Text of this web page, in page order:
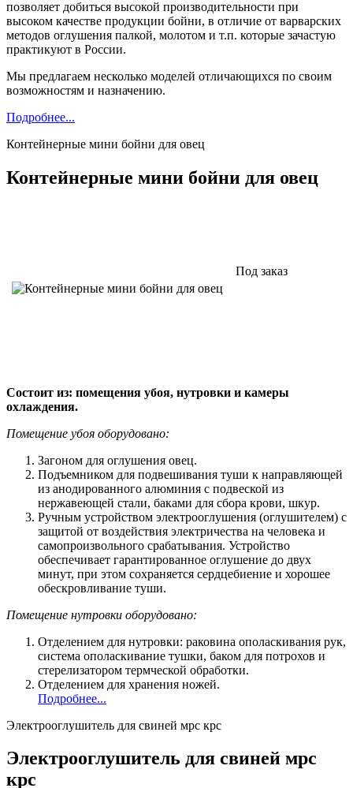
позволяет добиться высокой производительности при
высоком качестве продукции бойни, в отличие от варварских
методов оглушения палкой, молотом и т.п. которые зачастую
практикуют в России.
Мы предлагаем несколько моделей отличающихся по своим
возможностям и назначению.
Подробнее...
Контейнерные мини бойни для овец
Контейнерные мини бойни для овец
Под заказ
Состоит из: помещения убоя, нутровки и камеры
охлаждения.
Помещение убоя оборудовано:
Загоном для оглушения овец.
Подъемником для подвешивания туши к направляющей
из анодированного алюминия с подвеской из
нержавеющей стали, баками для сбора крови, шкур.
Ручным устройством электрооглушения (оглушителем) с
защитой от воздействия электричества на человека и
самопроизвольного срабатывания. Устройство
обеспечивает гарантированное оглушение до двух
минут, при этом сохраняется сердцебиение и хорошее
обескровливание туши.
Помещение нутровки оборудовано:
Отделением для нутровки: раковина ополаскивания рук,
система ополаскивание тушки, баком для потрохов и
стерелизатором термческой обработки.
Отделением для хранения ножей.
Подробнее...
Электрооглушитель для свиней мрс крс
Электрооглушитель для свиней мрс
крс